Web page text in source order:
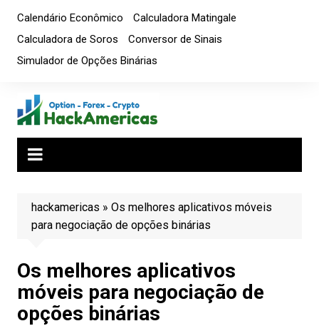
para
conteúdo
Calendário Econômico
Calculadora Matingale
Calculadora de Soros
Conversor de Sinais
Simulador de Opções Binárias
hackamericas » Os melhores aplicativos móveis
para negociação de opções binárias
Os melhores aplicativos
móveis para negociação de
opções binárias